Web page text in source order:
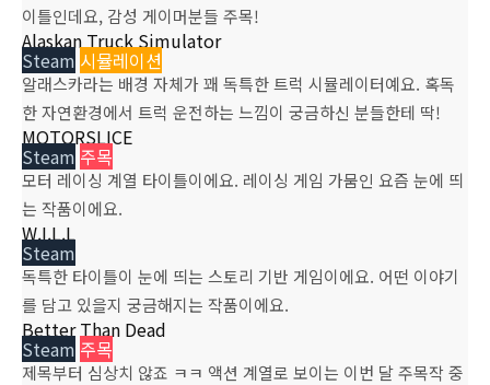
이틀인데요, 감성 게이머분들 주목!
Alaskan Truck Simulator
Steam 시뮬레이션
알래스카라는 배경 자체가 꽤 독특한 트럭 시뮬레이터예요. 혹독
한 자연환경에서 트럭 운전하는 느낌이 궁금하신 분들한테 딱!
MOTORSLICE
Steam 주목
모터 레이싱 계열 타이틀이에요. 레이싱 게임 가뭄인 요즘 눈에 띄
는 작품이에요.
W.I.L.L
Steam
독특한 타이틀이 눈에 띄는 스토리 기반 게임이에요. 어떤 이야기
를 담고 있을지 궁금해지는 작품이에요.
Better Than Dead
Steam 주목
제목부터 심상치 않죠 ㅋㅋ 액션 계열로 보이는 이번 달 주목작 중